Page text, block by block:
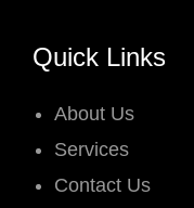
Quick Links
About Us
Services
Contact Us